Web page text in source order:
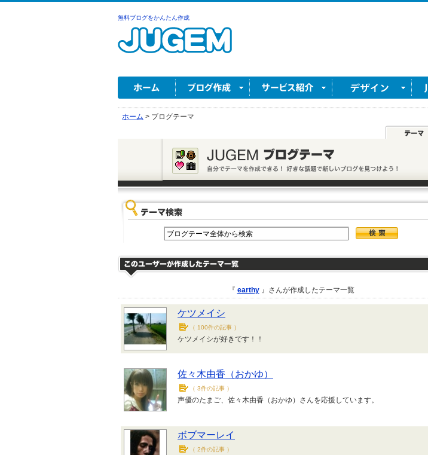
無料ブログをかんたん作成
ホーム > ブログテーマ
『 earthy』さんが作成したテーマ一覧
ケツメイシ
（ 100件の記事 ）
ケツメイシが好きです！！
佐々木由香（おかゆ）
（ 3件の記事 ）
声優のたまご、佐々木由香（おかゆ）さんを応援しています。
ボブマーレイ
（ 2件の記事 ）